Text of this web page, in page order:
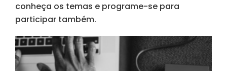
conheça os temas e programe-se para
participar também.